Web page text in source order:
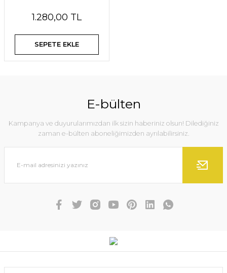
1.280,00 TL
SEPETE EKLE
E-bülten
Kampanya ve duyurularımızdan ilk sizin haberiniz olsun! Dilediğiniz
zaman e-bülten aboneliğimizden ayrılabilirsiniz.